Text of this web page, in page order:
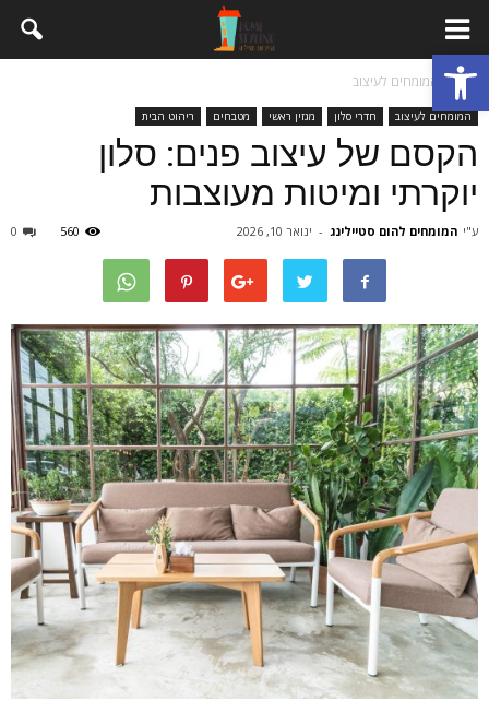
פתח סרגל נגישות
בית המומחים לעיצוב
המומחים לעיצוב חדרי סלון מגזין ראשי מטבחים ריהוט הבית
הקסם של עיצוב פנים: סלון
יוקרתי ומיטות מעוצבות
ע"י המומחים להום סטיילינג - ינואר 10, 2026 0 560